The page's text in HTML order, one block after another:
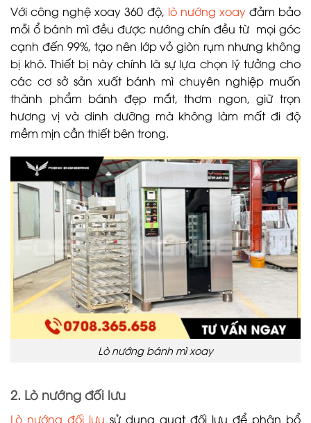
Với công nghệ xoay 360 độ, lò nướng xoayđảm bảo
mỗi ổ bánh mì đều được nướng chín đều từ mọi góc
cạnh đến 99%, tạo nên lớp vỏ giòn rụm nhưng không
bị khô. Thiết bị này chính là sự lựa chọn lý tưởng cho
các cơ sở sản xuất bánh mì chuyên nghiệp muốn
thành phẩm bánh đẹp mắt, thơm ngon, giữ trọn
hương vị và dinh dưỡng mà không làm mất đi độ
mềm mịn cần thiết bên trong.
Lò nướng bánh mì xoay
2. Lò nướng đối lưu
Lò nướng đối lưu sử dụng quạt đối lưu để phân bổ